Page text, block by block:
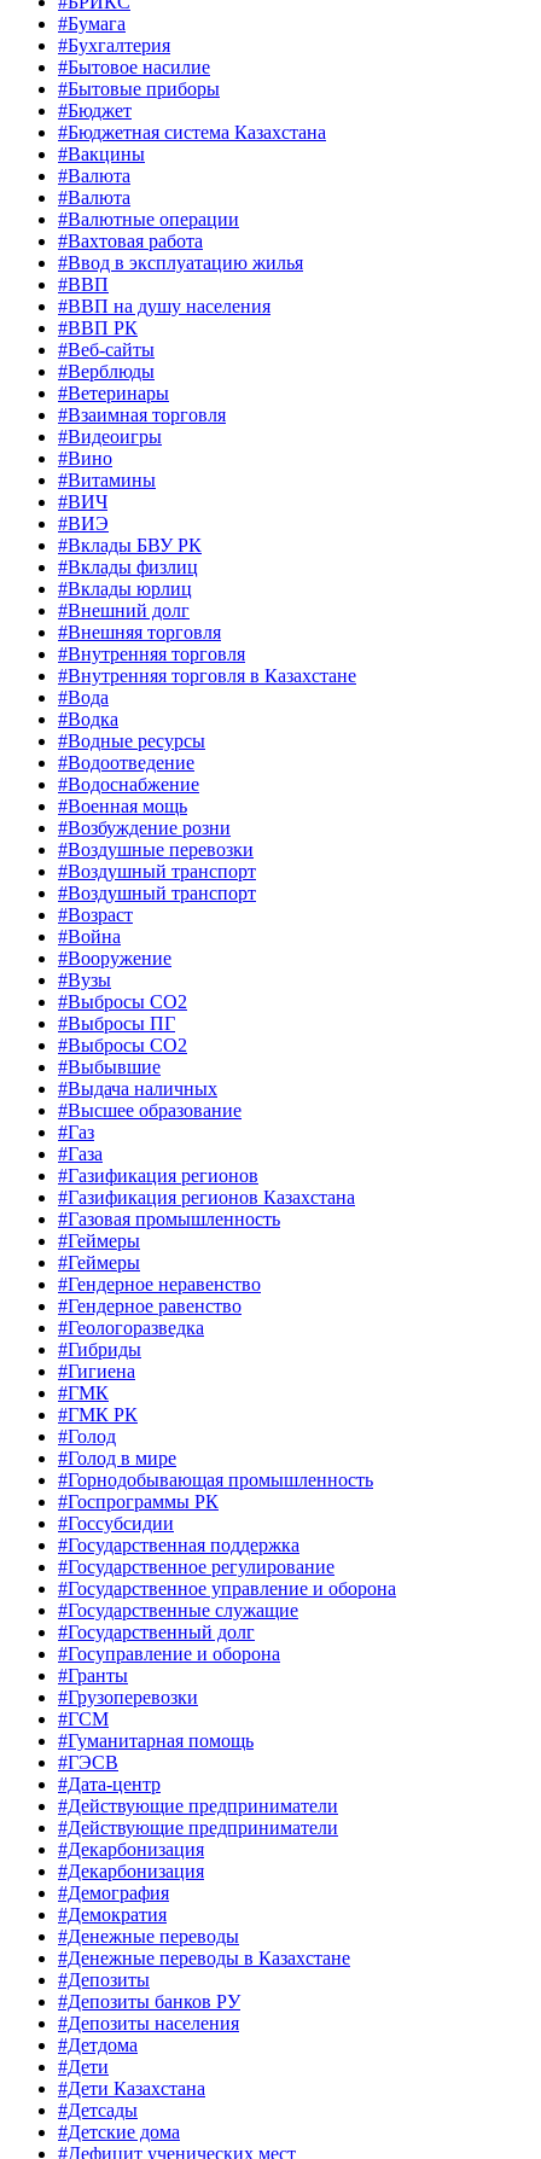
#Бумага
#Бухгалтерия
#Бытовое насилие
#Бытовые приборы
#Бюджет
#Бюджетная система Казахстана
#Вакцины
#Валюта
#Валюта
#Валютные операции
#Вахтовая работа
#Ввод в эксплуатацию жилья
#ВВП
#ВВП на душу населения
#ВВП РК
#Веб-сайты
#Верблюды
#Ветеринары
#Взаимная торговля
#Видеоигры
#Вино
#Витамины
#ВИЧ
#ВИЭ
#Вклады БВУ РК
#Вклады физлиц
#Вклады юрлиц
#Внешний долг
#Внешняя торговля
#Внутренняя торговля
#Внутренняя торговля в Казахстане
#Вода
#Водка
#Водные ресурсы
#Водоотведение
#Водоснабжение
#Военная мощь
#Возбуждение розни
#Воздушные перевозки
#Воздушный транспорт
#Воздушный транспорт
#Возраст
#Война
#Вооружение
#Вузы
#Выбросы CO2
#Выбросы ПГ
#Выбросы СО2
#Выбывшие
#Выдача наличных
#Высшее образование
#Газ
#Газа
#Газификация регионов
#Газификация регионов Казахстана
#Газовая промышленность
#Геймеры
#Геймеры
#Гендерное неравенство
#Гендерное равенство
#Геологоразведка
#Гибриды
#Гигиена
#ГМК
#ГМК РК
#Голод
#Голод в мире
#Горнодобывающая промышленность
#Госпрограммы РК
#Госсубсидии
#Государственная поддержка
#Государственное регулирование
#Государственное управление и оборона
#Государственные служащие
#Государственный долг
#Госуправление и оборона
#Гранты
#Грузоперевозки
#ГСМ
#Гуманитарная помощь
#ГЭСВ
#Дата-центр
#Действующие предприниматели
#Действующие предприниматели
#Декарбонизация
#Декарбонизация
#Демография
#Демократия
#Денежные переводы
#Денежные переводы в Казахстане
#Депозиты
#Депозиты банков РУ
#Депозиты населения
#Детдома
#Дети
#Дети Казахстана
#Детсады
#Детские дома
#Дефицит ученических мест